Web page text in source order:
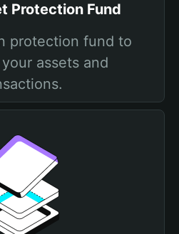
Protection Fund
protection fund to
assets and